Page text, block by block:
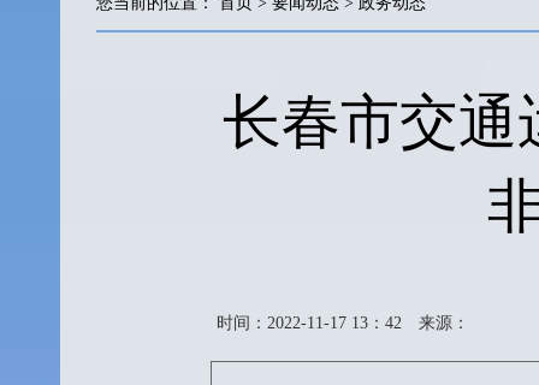
长春市交通
时间：2022-11-17 13：42 来源：